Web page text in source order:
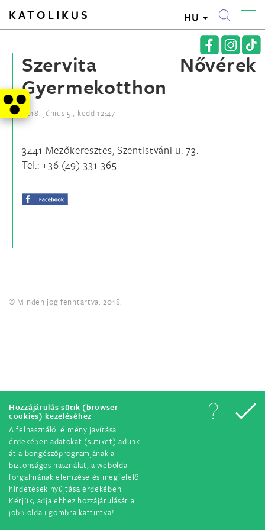
Hozzájárulás sütik (browser
cookies) kezeléséhez
A felhasználói élmény javítása
érdekében adatokat (sütiket) adunk
át a böngészőprogramjának a
biztonságos használat, a weboldal
forgalmának elemzése és megfelelő
hirdetések nyújtása érdekében.
Kérjük, adja ehhez hozzájárulását a
jobb oldali gombra kattintva!
KATOLIKUS HU
Szervita Nővérek
Gyermekotthon
2018. június 5., kedd 12:47
3441 Mezőkeresztes, Szentistváni u. 73.
Tel.: +36 (49) 331-365
© Minden jog fenntartva. 2018.